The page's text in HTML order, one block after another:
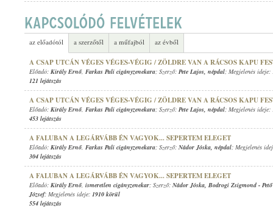
az előadótól a szerzőtől a műfajból az évből
A CSAP UTCÁN VÉGES VÉGES-VÉGIG / ZÖLDRE VAN A RÁCSOS KAPU
Előadó: Király Ernő, Farkas Pali cigányzenekara; Szerző: Pete Lajos, népdal; Megjelenés ideje:
121 lejátszás
A CSAP UTCÁN VÉGES VÉGES-VÉGIG / ZÖLDRE VAN A RÁCSOS KAPU
Előadó: Király Ernő, Farkas Pali cigányzenekara; Szerző: Pete Lajos, népdal; Megjelenés ideje:
453 lejátszás
A FALUBAN A LEGÁRVÁBB ÉN VAGYOK... SEPERTEM ELEGET
Előadó: Király Ernő, Farkas Pali cigányzenekara; Szerző: Nádor Jóska, népdal; Megjelenés
304 lejátszás
A FALUBAN A LEGÁRVÁBB ÉN VAGYOK... SEPERTEM ELEGET
Előadó: Király Ernő, ismeretlen cigányzenekar; Szerző: Nádor Jóska, Bodrogi Zsigmond -
József; Megjelenés ideje: 1910 körül
554 lejátszás